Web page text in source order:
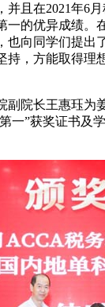
并且在2021年6
一的优异成绩。
也向同学们提出
持，方能取得理
副院长王惠珏为
一”获奖证书及